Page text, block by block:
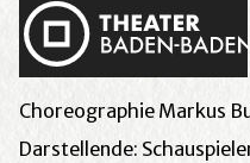
Choreographie Markus
Darstellende: